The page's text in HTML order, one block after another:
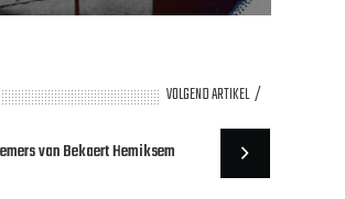
VOLGEND ARTIKEL
van Bekaert Hemiksem